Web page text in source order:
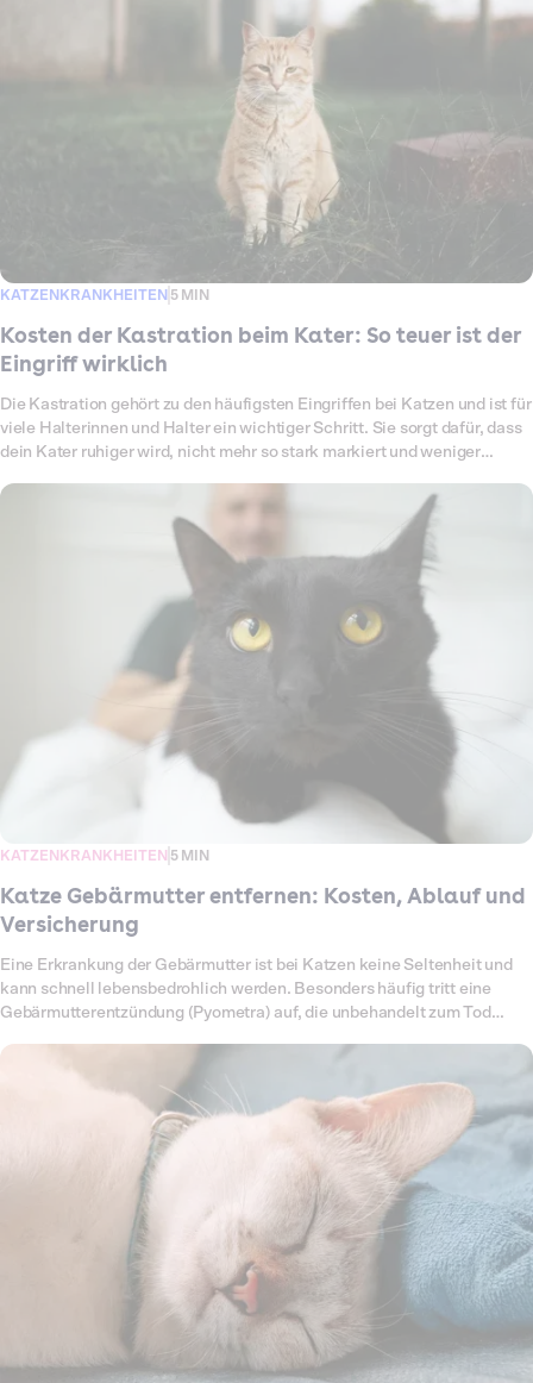
KATZENKRANKHEITEN 5 MIN
Kosten der Kastration beim Kater: So teuer ist der
Eingriff wirklich
Die Kastration gehört zu den häufigsten Eingriffen bei Katzen und ist für
viele Halterinnen und Halter ein wichtiger Schritt. Sie sorgt dafür, dass
dein Kater ruhiger wird, nicht mehr so stark markiert und weniger
Nachwuchs verhindert, was besonders bei Freigängern eine große
Rolle spielt. Trotzdem taucht schnell die Frage auf: Wie hoch sind die
Kosten für eine Kastration beim Kater und was kommt insgesamt auf
mich zu? Die Preise hängen von der Tierarztpraxis, der Narkoseart und
möglichen Zusatzleistungen wie Chippen oder Impfungen ab. Auch
Komplikationen können die Rechnung erhöhen. Damit du weißt, womit
du rechnen musst, findest du hier einen Überblick über den Ablauf, die
typischen Preise und die Möglichkeiten, einen Teil der Kosten durch
eine Versicherung abdecken zu lassen.
KATZENKRANKHEITEN 5 MIN
Katze Gebärmutter entfernen: Kosten, Ablauf und
Versicherung
Eine Erkrankung der Gebärmutter ist bei Katzen keine Seltenheit und
kann schnell lebensbedrohlich werden. Besonders häufig tritt eine
Gebärmutterentzündung (Pyometra) auf, die unbehandelt zum Tod
oder andere Veränderungen können eine Operation notwendig machen.
Für dich als Halterin oder Halter bedeutet das nicht nur eine große
Sorge um die Gesundheit deiner Katze, sondern auch erhebliche
Tierarztkosten. Was dich bei einer Gebärmutter-OP deiner Katze
erwartet, welche Symptome auf eine Erkrankung hinweisen und wie
hoch die Kosten sind, erfährst du hier im Überblick.